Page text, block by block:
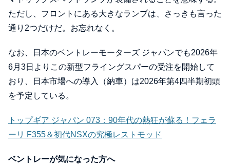
ただし、フロントにある大きなランプは、さっきも言った
通り2つだけだ。お忘れなく。
なお、日本のベントレーモーターズ ジャパンでも2026年
6月3日よりこの新型フライングスパーの受注を開始して
おり、日本市場への導入（納車）は2026年第4四半期初頭
を予定している。
トップギア ジャパン 073：90年代の熱狂が蘇る！フェラ
ーリ F355＆初代NSXの究極レストモッド
ベントレーが気になった方へ